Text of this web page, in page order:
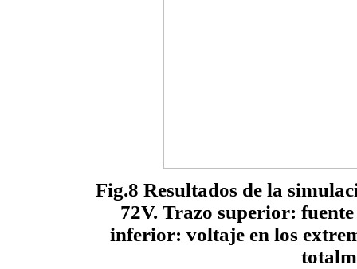
Fig.8 Resultados de la
72V. Trazo superior:
inferior: voltaje en los